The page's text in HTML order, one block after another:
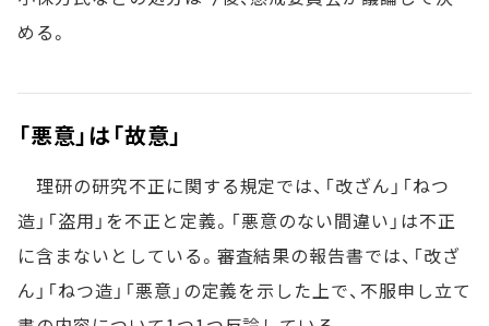
める。
「悪意」は「故意」
理研の研究不正に関する規定では、「改ざん」「ねつ
造」「盗用」を不正と定義。「悪意のない間違い」は不正
に含まないとしている。審査結果の報告書では、「改ざ
ん」「ねつ造」「悪意」の定義を示した上で、不服申し立て